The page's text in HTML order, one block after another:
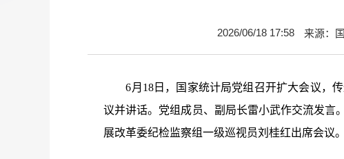
2026/06/18 17:58 来源：
6月 18日，国家统计局党组召开扩大会议，
议并讲话。党组成员、副局长雷小武作交流发言
展改革委纪检监察组一级巡视员刘桂红出席会议。